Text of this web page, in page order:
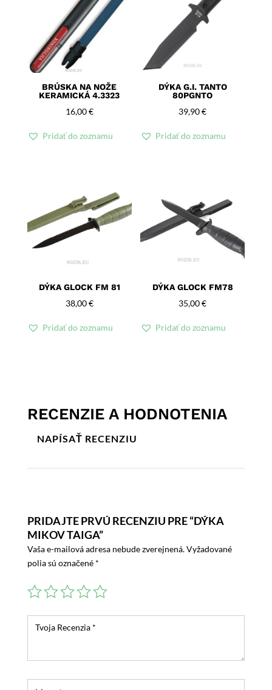
BRÚSKA NA NOŽE
KERAMICKÁ 4.3323
16,00€
Pridať do zoznamu
DÝKA G.I. TANTO
80PGNTO
39,90€
Pridať do zoznamu
DÝKA GLOCK FM 81
38,00€
Pridať do zoznamu
DÝKA GLOCK FM78
35,00€
Pridať do zoznamu
RECENZIE A HODNOTENIA
NAPÍSAŤ RECENZIU
PRIDAJTE PRVÚ RECENZIU PRE “DÝKA
MIKOV TAIGA”
Vaša e-mailová adresa nebude zverejnená.Vyžadované
polia sú označené *